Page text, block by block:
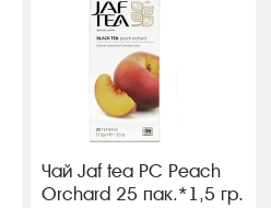
Чай Jaf tea PC Peach
Orchard 25 пак.*1,5 гр.